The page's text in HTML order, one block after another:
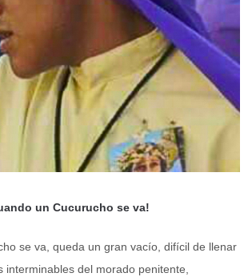
un Cucurucho se va!
se va, queda un gran vacío, difícil de llenar
interminables del morado penitente,